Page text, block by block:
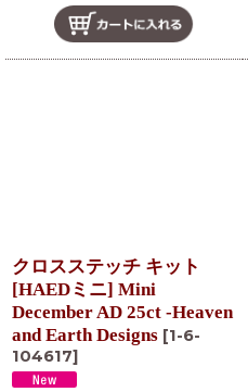
クロスステッチ キット
[HAEDミニ] Mini
December AD 25ct -Heaven
and Earth Designs [1-6-
104617]